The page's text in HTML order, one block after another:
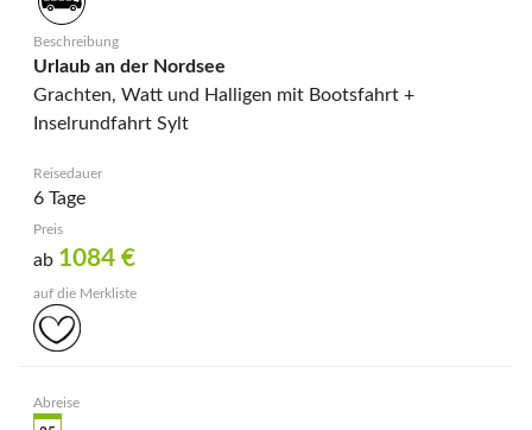
Urlaub an der Nordsee
Grachten, Watt und Halligen mit Bootsfahrt +
Inselrundfahrt Sylt
6 Tage
ab 1084 €